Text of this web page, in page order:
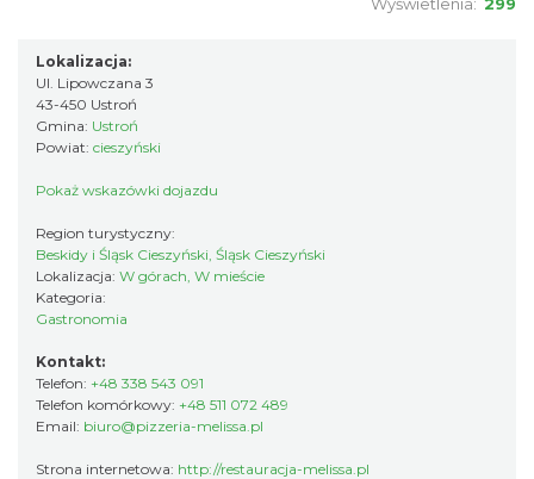
Lokalizacja:
Ul. Lipowczana 3
43-450 Ustroń
Gmina: Ustroń
Powiat: cieszyński
Pokaż wskazówki dojazdu
Region turystyczny:
Beskidy i Śląsk Cieszyński, Śląsk Cieszyński
Lokalizacja: W górach, W mieście
Kategoria:
Gastronomia
Kontakt:
Telefon: +48 338 543 091
Telefon komórkowy: +48 511 072 489
Email: biuro@pizzeria-melissa.pl
Strona internetowa: http://restauracja-melissa.pl